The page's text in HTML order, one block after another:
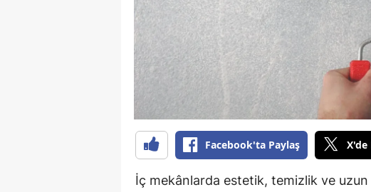
Facebook'ta Paylaş X'de
İç mekânlarda estetik, temizlik ve uzun